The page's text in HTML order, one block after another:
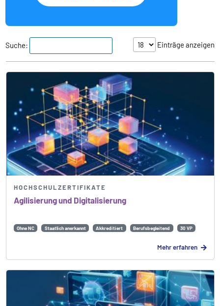
Einträge anzeigen
Suche:
Agilisierung und Digitalisierung
HOCHSCHULZERTIFIKATE
Ohne NC Staatlich anerkannt Akkreditiert Berufsbegleitend 30 VP
Mehr erfahren